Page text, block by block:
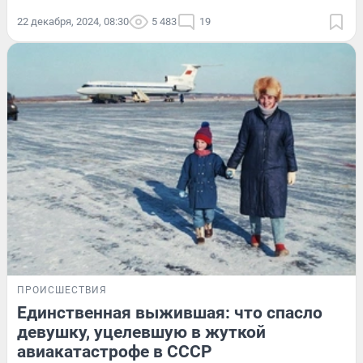
22 декабря, 2024, 08:30 5 483 19
ПРОИСШЕСТВИЯ
Единственная выжившая: что спасло
девушку, уцелевшую в жуткой
авиакатастрофе в СССР